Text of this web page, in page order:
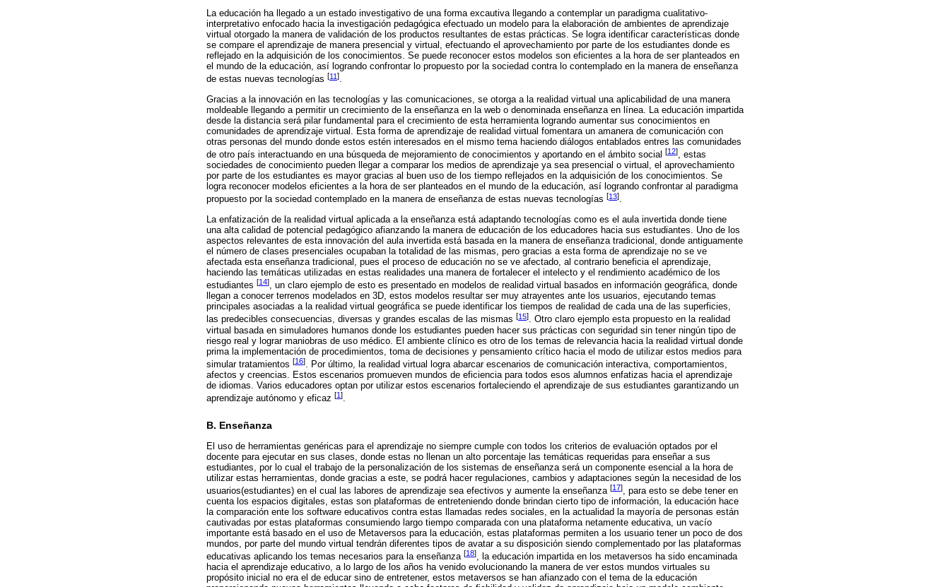
La educación ha llegado a un estado investigativo de una forma excautiva llegando a contemplar un paradigma cualitativo-
interpretativo enfocado hacia la investigación pedagógica efectuado un modelo para la elaboración de ambientes de aprendizaje
virtual otorgado la manera de validación de los productos resultantes de estas prácticas. Se logra identificar características donde
se compare el aprendizaje de manera presencial y virtual, efectuando el aprovechamiento por parte de los estudiantes donde es
reflejado en la adquisición de los conocimientos. Se puede reconocer estos modelos son eficientes a la hora de ser planteados en
el mundo de la educación, así logrando confrontar lo propuesto por la sociedad contra lo contemplado en la manera de enseñanza
de estas nuevas tecnologías [11].
Gracias a la innovación en las tecnologías y las comunicaciones, se otorga a la realidad virtual una aplicabilidad de una manera
moldeable llegando a permitir un crecimiento de la enseñanza en la web o denominada enseñanza en línea. La educación impartida
desde la distancia será pilar fundamental para el crecimiento de esta herramienta logrando aumentar sus conocimientos en
comunidades de aprendizaje virtual. Esta forma de aprendizaje de realidad virtual fomentara un amanera de comunicación con
otras personas del mundo donde estos estén interesados en el mismo tema haciendo diálogos entablados entres las comunidades
de otro país interactuando en una búsqueda de mejoramiento de conocimientos y aportando en el ámbito social [12], estas
sociedades de conocimiento pueden llegar a comparar los medios de aprendizaje ya sea presencial o virtual, el aprovechamiento
por parte de los estudiantes es mayor gracias al buen uso de los tiempo reflejados en la adquisición de los conocimientos. Se
logra reconocer modelos eficientes a la hora de ser planteados en el mundo de la educación, así logrando confrontar al paradigma
propuesto por la sociedad contemplado en la manera de enseñanza de estas nuevas tecnologías [13].
La enfatización de la realidad virtual aplicada a la enseñanza está adaptando tecnologías como es el aula invertida donde tiene
una alta calidad de potencial pedagógico afianzando la manera de educación de los educadores hacia sus estudiantes. Uno de los
aspectos relevantes de esta innovación del aula invertida está basada en la manera de enseñanza tradicional, donde antiguamente
el número de clases presenciales ocupaban la totalidad de las mismas, pero gracias a esta forma de aprendizaje no se ve
afectada esta enseñanza tradicional, pues el proceso de educación no se ve afectado, al contrario beneficia el aprendizaje,
haciendo las temáticas utilizadas en estas realidades una manera de fortalecer el intelecto y el rendimiento académico de los
estudiantes [14], un claro ejemplo de esto es presentado en modelos de realidad virtual basados en información geográfica, donde
llegan a conocer terrenos modelados en 3D, estos modelos resultar ser muy atrayentes ante los usuarios, ejecutando temas
principales asociadas a la realidad virtual geográfica se puede identificar los tiempos de realidad de cada una de las superficies,
las predecibles consecuencias, diversas y grandes escalas de las mismas [15]. Otro claro ejemplo esta propuesto en la realidad
virtual basada en simuladores humanos donde los estudiantes pueden hacer sus prácticas con seguridad sin tener ningún tipo de
riesgo real y lograr maniobras de uso médico. El ambiente clínico es otro de los temas de relevancia hacia la realidad virtual donde
prima la implementación de procedimientos, toma de decisiones y pensamiento crítico hacia el modo de utilizar estos medios para
simular tratamientos [16]. Por último, la realidad virtual logra abarcar escenarios de comunicación interactiva, comportamientos,
afectos y creencias. Estos escenarios promueven mundos de eficiencia para todos esos alumnos enfatizas hacia el aprendizaje
de idiomas. Varios educadores optan por utilizar estos escenarios fortaleciendo el aprendizaje de sus estudiantes garantizando un
aprendizaje autónomo y eficaz [1].
B. Enseñanza
El uso de herramientas genéricas para el aprendizaje no siempre cumple con todos los criterios de evaluación optados por el
docente para ejecutar en sus clases, donde estas no llenan un alto porcentaje las temáticas requeridas para enseñar a sus
estudiantes, por lo cual el trabajo de la personalización de los sistemas de enseñanza será un componente esencial a la hora de
utilizar estas herramientas, donde gracias a este, se podrá hacer regulaciones, cambios y adaptaciones según la necesidad de los
usuarios(estudiantes) en el cual las labores de aprendizaje sea efectivos y aumente la enseñanza [17]
, para esto se debe tener en
cuenta los espacios digitales, estas son plataformas de entreteniendo donde brindan cierto tipo de información, la educación hace
la comparación ente los software educativos contra estas llamadas redes sociales, en la actualidad la mayoría de personas están
cautivadas por estas plataformas consumiendo largo tiempo comparada con una plataforma netamente educativa, un vacío
importante está basado en el uso de Metaversos para la educación, estas plataformas permiten a los usuario tener un poco de dos
mundos, por parte del mundo virtual tendrán diferentes tipos de avatar a su disposición siendo complementado por las plataformas
educativas aplicando los temas necesarios para la enseñanza [18], la educación impartida en los metaversos ha sido encaminada
hacia el aprendizaje educativo, a lo largo de los años ha venido evolucionando la manera de ver estos mundos virtuales su
propósito inicial no era el de educar sino de entretener, estos metaversos se han afianzado con el tema de la educación